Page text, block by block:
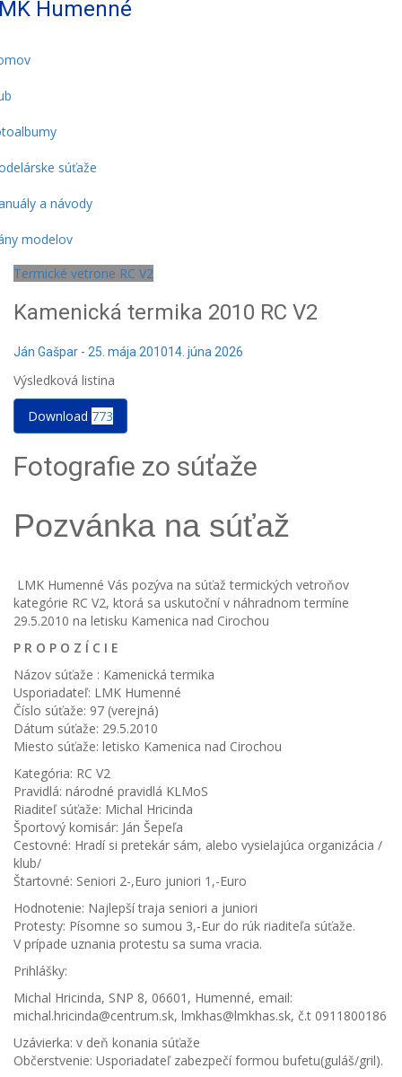
Humenné
súťaže
a návody
modelov
Termické vetrone RC V2
Kamenická termika 2010 RC V2
Ján Gašpar - 25. mája 201014. júna 2026
Výsledková listina
Download 773
Fotografie zo súťaže
Pozvánka na súťaž
LMK Humenné Vás pozýva na súťaž termických vetroňov
kategórie RC V2, ktorá sa uskutoční v náhradnom termíne
29.5.2010 na letisku Kamenica nad Cirochou
P R O P O Z Í C I E
Názov súťaže : Kamenická termika
Usporiadateľ: LMK Humenné
Číslo súťaže: 97 (verejná)
Dátum súťaže: 29.5.2010
Miesto súťaže: letisko Kamenica nad Cirochou
Kategória: RC V2
Pravidlá: národné pravidlá KLMoS
Riaditeľ súťaže: Michal Hricinda
Športový komisár: Ján Šepeľa
Cestovné: Hradí si pretekár sám, alebo vysielajúca organizácia /
klub/
Štartovné: Seniori 2-,Euro juniori 1,-Euro
Hodnotenie: Najlepší traja seniori a juniori
Protesty: Písomne so sumou 3,-Eur do rúk riaditeľa súťaže.
V prípade uznania protestu sa suma vracia.
Prihlášky:
Michal Hricinda, SNP 8, 06601, Humenné, email:
michal.hricinda@centrum.sk, lmkhas@lmkhas.sk, č.t 0911800186
Uzávierka: v deň konania súťaže
Občerstvenie: Usporiadateľ zabezpečí formou bufetu(guláš/gril).